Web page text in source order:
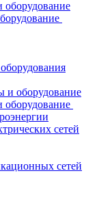
оборудование
сетей
сетей